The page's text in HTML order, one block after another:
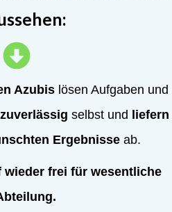
Azubis lösen Aufgaben und
zuverlässig selbst und liefern
Ergebnisse ab.
wieder frei für wesentliche